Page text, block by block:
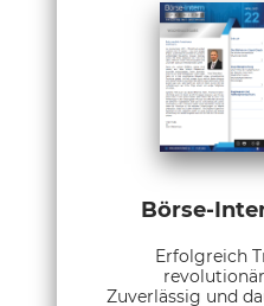
Börse-
Erfolgreich
Zuverlässig und